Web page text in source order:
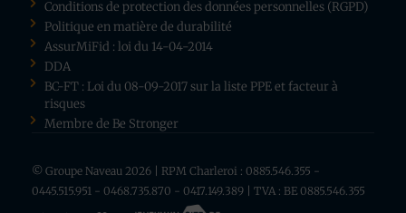
Conditions de protection des données personnelles (RGPD)
Politique en matière de durabilité
AssurMiFid : loi du 14-04-2014
DDA
BC-FT : Loi du 08-09-2017 sur la liste PPE et facteur à
risques
Membre de Be Stronger
© Groupe Naveau 2026 | RPM Charleroi : 0885.546.355 -
0445.515.951 - 0468.735.870 - 0417.149.389 | TVA : BE 0885.546.355